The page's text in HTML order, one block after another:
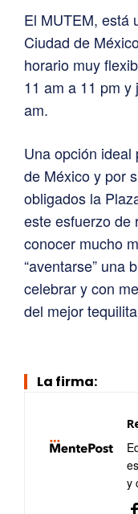
El MUTEM, está
Ciudad de
horario muy
11 am a 11 pm
am.
Una opción ideal
de México y por
obligados la
este esfuerzo de
conocer mucho
“aventarse” una
celebrar y con
del mejor
La firma:
y